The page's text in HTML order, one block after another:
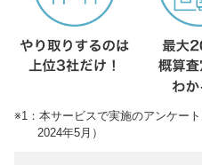
※1：本サービスで実施のアンケー
2024年5月）